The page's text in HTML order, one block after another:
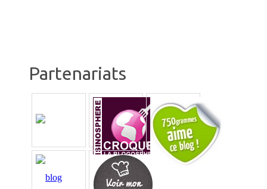
Partenariats